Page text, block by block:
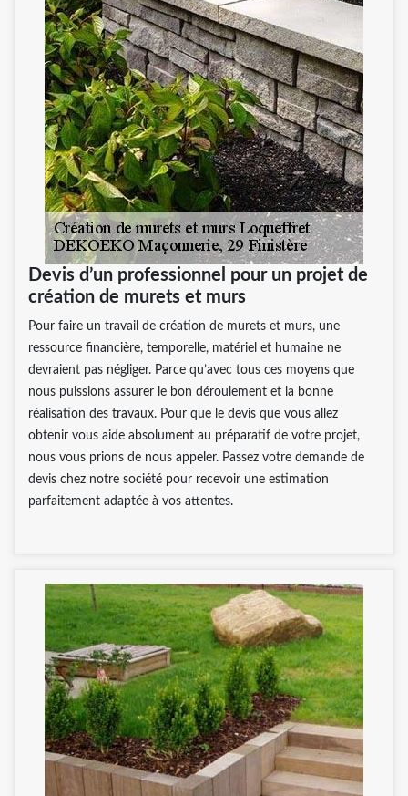
Devis d’un professionnel pour un projet de
création de murets et murs
Pour faire un travail de création de murets et murs, une
ressource financière, temporelle, matériel et humaine ne
devraient pas négliger. Parce qu’avec tous ces moyens que
nous puissions assurer le bon déroulement et la bonne
réalisation des travaux. Pour que le devis que vous allez
obtenir vous aide absolument au préparatif de votre projet,
nous vous prions de nous appeler. Passez votre demande de
devis chez notre société pour recevoir une estimation
parfaitement adaptée à vos attentes.